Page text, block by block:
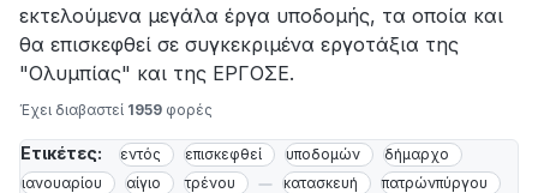
εκτελούμενα μεγάλα έργα υποδομής, τα οποία και
θα επισκεφθεί σε συγκεκριμένα εργοτάξια της
"Ολυμπίας" και της ΕΡΓΟΣΕ.
Έχει διαβαστεί 1959 φορές
Ετικέτες: εντός επισκεφθεί υποδομών
δήμαρχο
ιανουαρίου
αίγιο τρένου κατασκευή
πατρώνπύργου